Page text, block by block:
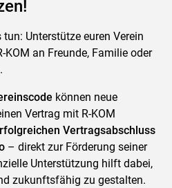
Unterstütze euren Verein
an Freunde, Familie oder
können neue
Vertrag mit R-KOM
Vertragsabschluss
– direkt zur Förderung seiner
Unterstützung hilft dabei,
zukunftsfähig zu gestalten.